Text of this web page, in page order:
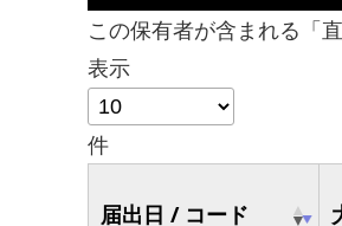
この保有者が含まれる「
表示
件
届出日 / コード